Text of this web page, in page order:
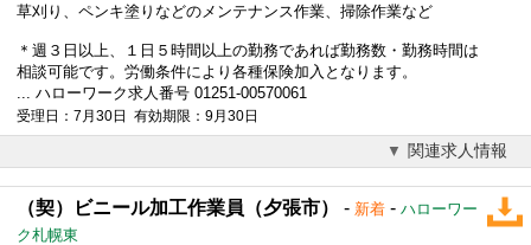
草刈り、ペンキ塗りなどのメンテナンス作業、掃除作業など
＊週３日以上、１日５時間以上の勤務であれば勤務数・勤務時間は
相談可能です。労働条件により各種保険加入となります。
... ハローワーク求人番号 01251-00570061
受理日：7月30日 有効期限：9月30日
関連求人情報
（契）ビニール加工作業員（夕張市） - 新着 - ハローワー
ク札幌東